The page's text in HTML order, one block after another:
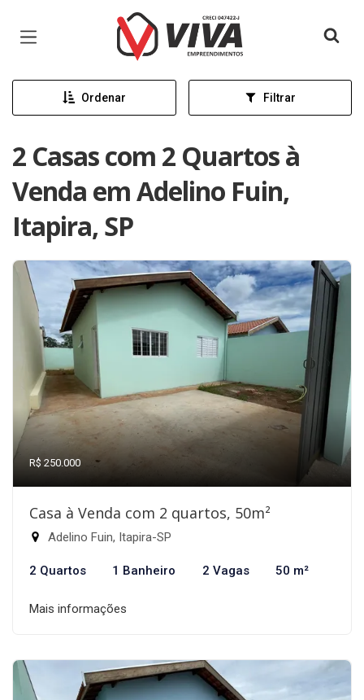
Página inicial
Ordenar Filtrar
2 Casas com 2 Quartos à
Venda em Adelino Fuin,
Itapira, SP
R$ 250.000
Casa à Venda com 2 quartos, 50m²
Adelino Fuin, Itapira-SP
2 Quartos 1 Banheiro 2 Vagas 50 m²
Mais informações